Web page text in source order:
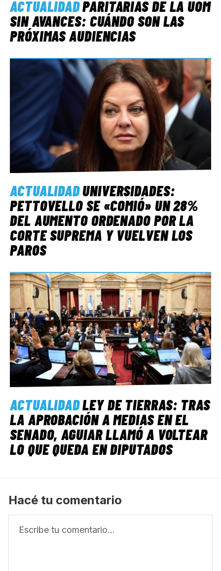
ACTUALIDADPARITARIAS DE LA UOM
SIN AVANCES: CUÁNDO SON LAS
PRÓXIMAS AUDIENCIAS
ACTUALIDADUNIVERSIDADES:
PETTOVELLO SE «COMIÓ» UN 28%
DEL AUMENTO ORDENADO POR LA
CORTE SUPREMA Y VUELVEN LOS
PAROS
ACTUALIDADLEY DE TIERRAS: TRAS
LA APROBACIÓN A MEDIAS EN EL
SENADO, AGUIAR LLAMÓ A VOLTEAR
LO QUE QUEDA EN DIPUTADOS
Hacé tu comentario